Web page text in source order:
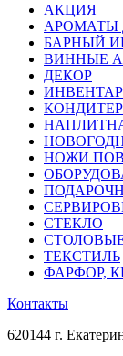
АКЦИЯ
АРОМАТЫ
БАРНЫЙ
ВИННЫЕ
ДЕКОР
НОЖИ
СТЕКЛО
ТЕКСТИЛЬ
ФАРФОР,
Контакты
620144 г.